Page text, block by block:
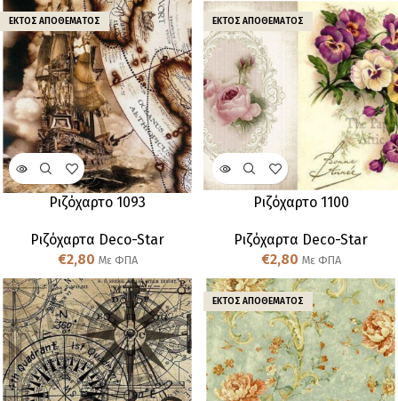
ΕΚΤΌΣ ΑΠΟΘΈΜΑΤΟΣ
Ριζόχαρτο 1093
Ριζόχαρτα Deco-Star
€2,80 Με ΦΠΑ
ΕΚΤΌΣ ΑΠΟΘΈΜΑΤΟΣ
Ριζόχαρτο 1100
Ριζόχαρτα Deco-Star
€2,80 Με ΦΠΑ
ΕΚΤΌΣ ΑΠΟΘΈΜΑΤΟΣ